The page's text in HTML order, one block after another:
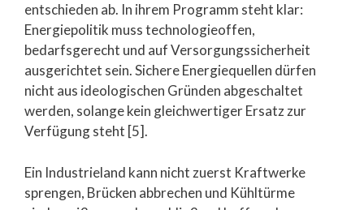
entschieden ab. In ihrem Programm steht klar:
Energiepolitik muss technologieoffen,
bedarfsgerecht und auf Versorgungssicherheit
ausgerichtet sein. Sichere Energiequellen dürfen
nicht aus ideologischen Gründen abgeschaltet
werden, solange kein gleichwertiger Ersatz zur
Verfügung steht [5].
Ein Industrieland kann nicht zuerst Kraftwerke
sprengen, Brücken abbrechen und Kühltürme